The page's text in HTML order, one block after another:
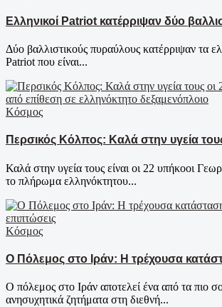
Ελληνικοί Patriot κατέρριψαν δύο
Δύο βαλλιστικούς πυραύλους κατέρριψαν τα
Patriot που είναι...
Κόσμος
Περσικός Κόλπος: Καλά στην υγεία
Καλά στην υγεία τους είναι οι 22 υπήκοοι
το πλήρωμα ελληνόκτητου...
Κόσμος
Ο Πόλεμος στο Ιράν: Η τρέχουσα
Ο πόλεμος στο Ιράν αποτελεί ένα από τα πιο
ανησυχητικά ζητήματα στη διεθνή...